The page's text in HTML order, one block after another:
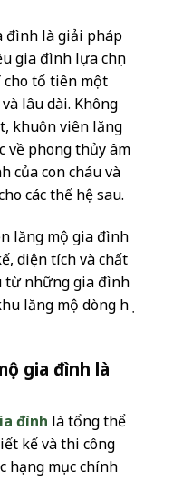
đình là giải pháp
gia đình lựa chọn
cho tổ tiên một
lâu dài. Không
khuôn viên lăng
về phong thủy âm
của con cháu và
các thế hệ sau.
lăng mộ gia đình
diện tích và chất
từ những gia đình
lăng mộ dòng họ
gia đình là
đình là tổng thể
kế và thi công
hạng mục chính